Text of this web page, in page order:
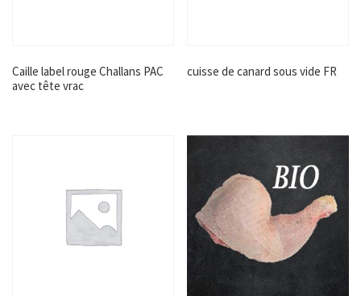
Caille label rouge Challans PAC
avec tête vrac
cuisse de canard sous vide FR